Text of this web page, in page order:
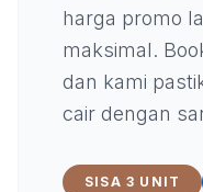
harga promo
maksimal.
dan kami
cair dengan
SISA 3 UNIT